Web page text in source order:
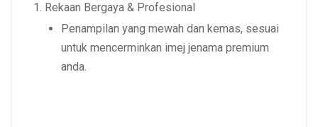
Rekaan Bergaya & Profesional
Penampilan yang mewah dan kemas, sesuai
untuk mencerminkan imej jenama premium
anda.